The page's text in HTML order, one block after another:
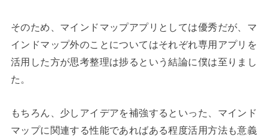
そのため、マインドマップアプリとしては優秀だが、マ
インドマップ外のことについてはそれぞれ専用アプリを
活用した方が思考整理は捗るという結論に僕は至りまし
た。
もちろん、少しアイデアを補強するといった、マインド
マップに関連する性能であればある程度活用方法も意義